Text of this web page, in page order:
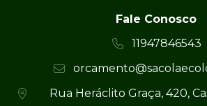
Fale Conosco
11947846543
Rua Heráclito Graça, 420,